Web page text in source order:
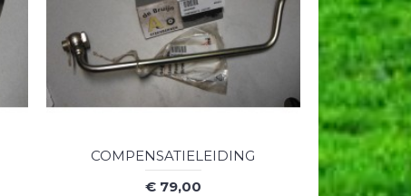
COMPENSATIELEIDING
€ 79,00